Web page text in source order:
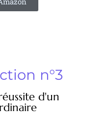
n°3
d'un